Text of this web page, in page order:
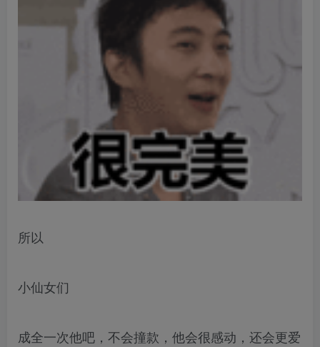
所以
小仙女们
成全一次他吧，不会撞款，他会很感动，还会更爱